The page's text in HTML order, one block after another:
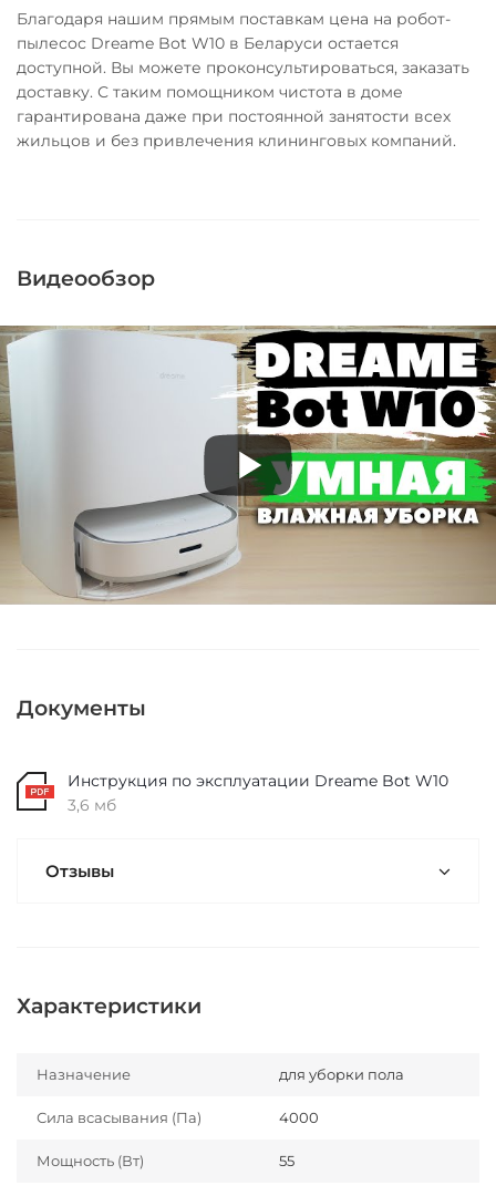
Благодаря нашим прямым поставкам цена на робот-
пылесос Dreame Bot W10 в Беларуси остается
доступной. Вы можете проконсультироваться, заказать
доставку. С таким помощником чистота в доме
гарантирована даже при постоянной занятости всех
жильцов и без привлечения клининговых компаний.
Видеообзор
Документы
Инструкция по эксплуатации Dreame Bot W10
3,6 мб
Отзывы
Характеристики
Назначение для уборки пола
Сила всасывания (Па) 4000
Мощность (Вт) 55